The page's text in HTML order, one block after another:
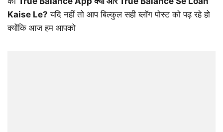
Kaise Le? यदि नहीं तो आप बिल्कुल सही ब्लॉग पोस्ट को पढ़ रहे हो
क्योंकि आज हम आपको